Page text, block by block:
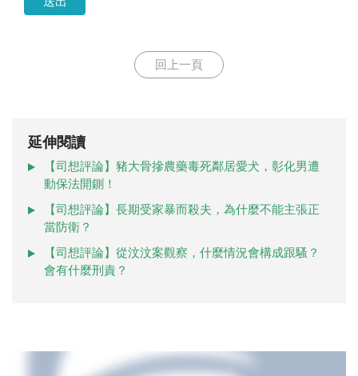
回上一頁
延伸閱讀
【司想評論】豬大骨摻農藥毒死鄰居愛犬，彰化男遭
動保法開鍘！
【司想評論】長期受家暴而殺夫，為什麼不能主張正
當防衛？
【司想評論】從汶汶案觀察，什麼情況會構成跟騷？
會有什麼刑責？